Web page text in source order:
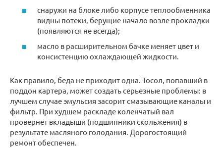
снаружи на блоке либо корпусе теплообменника
видны потеки, берущие начало возле прокладки
(появляются не всегда);
масло в расширительном бачке меняет цвет и
консистенцию охлаждающей жидкости.
Как правило, беда не приходит одна. Тосол, попавший в
поддон картера, может создать серьезные проблемы: в
лучшем случае эмульсия засорит смазывающие каналы и
фильтр. При худшем раскладе коленчатый вал
провернет вкладыши (подшипники скольжения) в
результате масляного голодания. Дорогостоящий
ремонт обеспечен.